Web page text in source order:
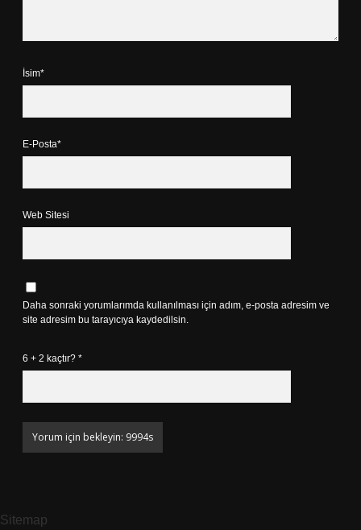
İsim*
E-Posta*
Web Sitesi
Daha sonraki yorumlarımda kullanılması için adım, e-posta adresim ve
site adresim bu tarayıcıya kaydedilsin.
6 + 2 kaçtır? *
Sitemap